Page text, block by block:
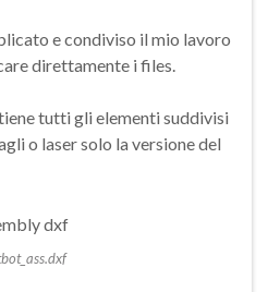
e condiviso il mio lavoro
direttamente i files.
tutti gli elementi suddivisi
o laser solo la versione del